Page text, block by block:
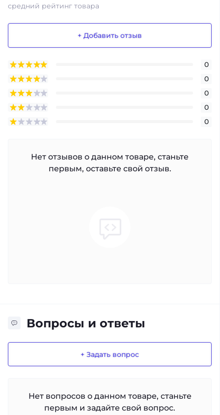
средний рейтинг товара
+ Добавить отзыв
0
0
0
0
0
Нет отзывов о данном товаре, станьте
первым, оставьте свой отзыв.
Вопросы и ответы
+ Задать вопрос
Нет вопросов о данном товаре, станьте
первым и задайте свой вопрос.